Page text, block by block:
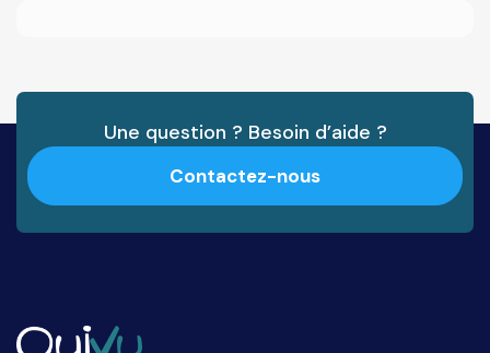
Une question ? Besoin d’aide ?
Contactez-nous